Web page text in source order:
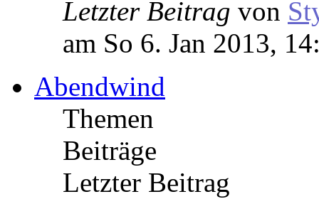
Letzter Beitrag von
am So 6. Jan 2013,
Abendwind
Themen
Beiträge
Letzter Beitrag